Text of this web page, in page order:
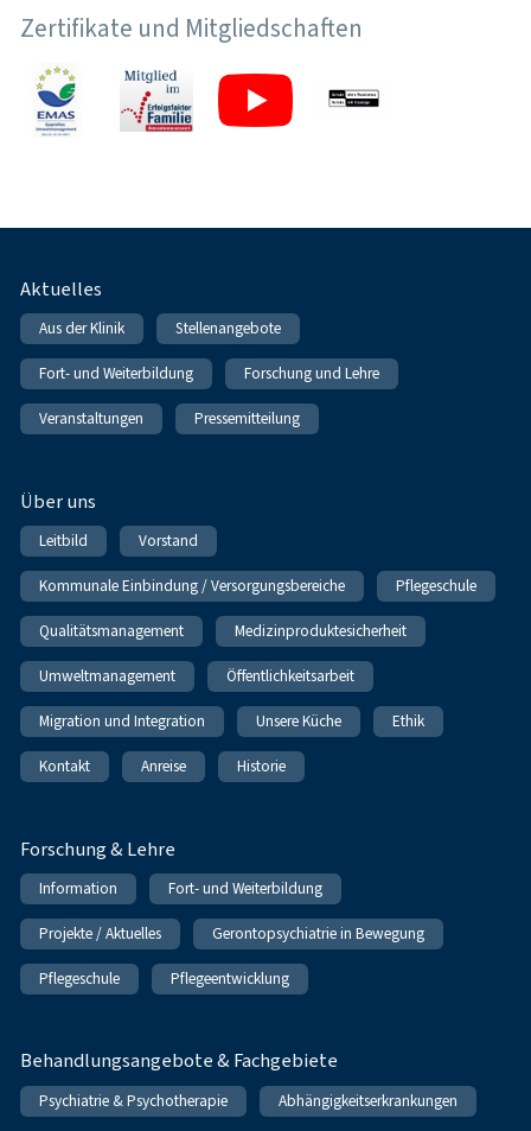
Zertifikate und Mitgliedschaften
Fußnavigation
Aktuelles
Aus der Klinik Stellenangebote
Fort- und Weiterbildung Forschung und Lehre
Veranstaltungen Pressemitteilung
Über uns
Leitbild Vorstand
Kommunale Einbindung / Versorgungsbereiche Pflegeschule
Qualitätsmanagement Medizinproduktesicherheit
Umweltmanagement Öffentlichkeitsarbeit
Migration und Integration Unsere Küche Ethik
Kontakt Anreise Historie
Forschung & Lehre
Information Fort- und Weiterbildung
Projekte / Aktuelles Gerontopsychiatrie in Bewegung
Pflegeschule Pflegeentwicklung
Behandlungsangebote & Fachgebiete
Psychiatrie & Psychotherapie Abhängigkeitserkrankungen